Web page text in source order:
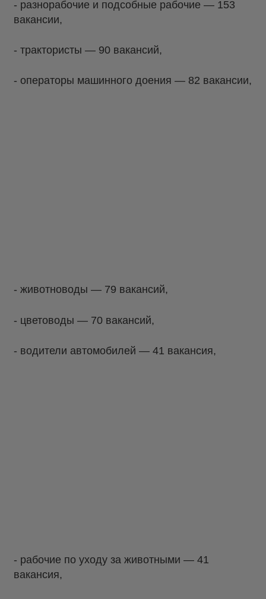
- разнорабочие и подсобные рабочие — 153
вакансии,
- трактористы — 90 вакансий,
- операторы машинного доения — 82 вакансии,
- животноводы — 79 вакансий,
- цветоводы — 70 вакансий,
- водители автомобилей — 41 вакансия,
- рабочие по уходу за животными — 41
вакансия,